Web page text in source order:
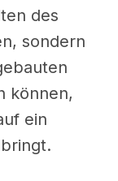
des
sondern
können,
ein